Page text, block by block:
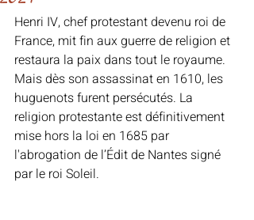
Henri IV, chef protestant devenu roi de
France, mit fin aux guerre de religion et
restaura la paix dans tout le royaume.
Mais dès son assassinat en 1610, les
huguenots furent persécutés. La
religion protestante est définitivement
mise hors la loi en 1685 par
l'abrogation de l’Édit de Nantes signé
par le roi Soleil.